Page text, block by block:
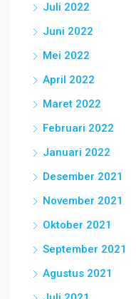
Juli 2022
Juni 2022
Mei 2022
April 2022
Maret 2022
Februari 2022
Januari 2022
Desember 2021
November 2021
Oktober 2021
September 2021
Agustus 2021